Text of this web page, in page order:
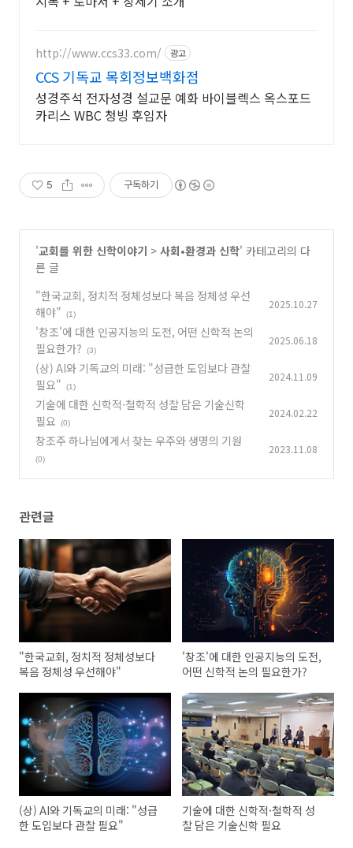
http://www.ccs33.com/ 광고
CCS 기독교 목회정보백화점
성경주석 전자성경 설교문 예화 바이블렉스 옥스포드
카리스 WBC 청빙 후임자
5 구독하기
'교회를 위한 신학이야기 > 사회•환경과 신학' 카테고리의 다
른 글
"한국교회, 정치적 정체성보다 복음 정체성 우선
해야"
(1)
2025.10.27
'창조'에 대한 인공지능의 도전, 어떤 신학적 논의
필요한가?
(3)
2025.06.18
(상) AI와 기독교의 미래: "성급한 도입보다 관찰
필요"
(1)
2024.11.09
기술에 대한 신학적·철학적 성찰 담은 기술신학
필요
(0)
2024.02.22
창조주 하나님에게서 찾는 우주와 생명의 기원
(0)
2023.11.08
관련글
"한국교회, 정치적 정체성보다
복음 정체성 우선해야"
'창조'에 대한 인공지능의 도전,
어떤 신학적 논의 필요한가?
(상) AI와 기독교의 미래: "성급
한 도입보다 관찰 필요"
기술에 대한 신학적·철학적 성
찰 담은 기술신학 필요